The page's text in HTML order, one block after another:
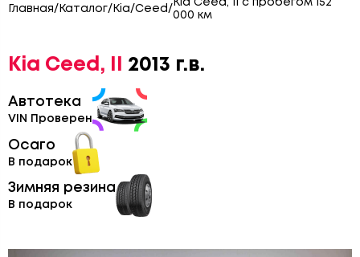
Главная/ Каталог/ Kia/Ceed /
Kia Ceed, II с пробегом 152
000 км
Kia Ceed, II 2013 г.в.
Автотека
VIN Проверен
Осаго
В подарок
Зимняя резина
В подарок